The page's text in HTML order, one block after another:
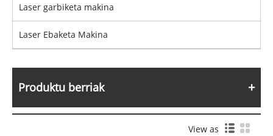
Laser garbiketa makina
Laser Ebaketa Makina
Produktu berriak
View as